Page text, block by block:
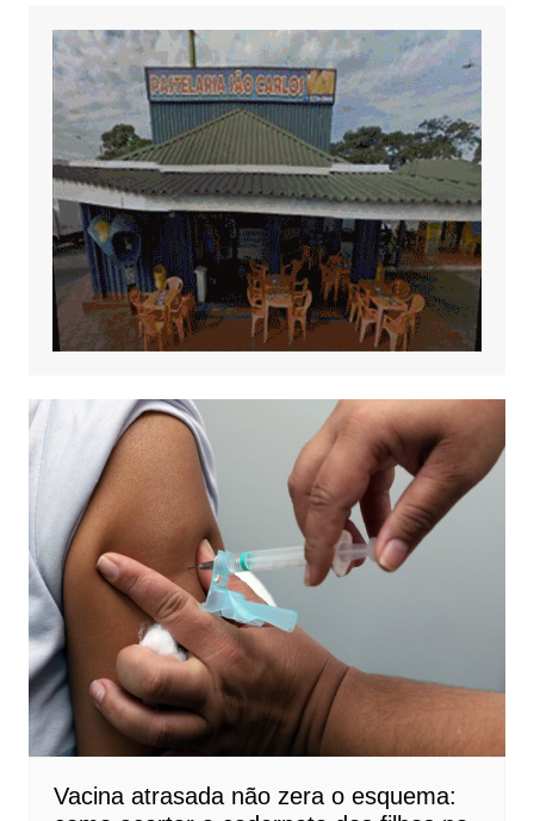
Vacina atrasada não zera o esquema: